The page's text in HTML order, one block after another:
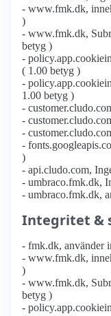
- www.fmk.dk,
)
- www.fmk.dk,
betyg )
-
( 1.00 betyg )
-
1.00 betyg )
-
-
-
-
)
- api.cludo.com,
- umbraco.fmk.dk,
- umbraco.fmk.dk,
Integritet &
- fmk.dk, använder
- www.fmk.dk,
)
- www.fmk.dk,
betyg )
-